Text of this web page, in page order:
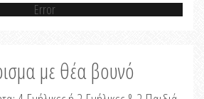
Error
με θέα βουνό